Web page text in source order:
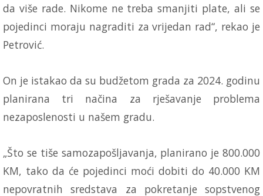
da više rade. Nikome ne treba smanjiti plate, ali se
pojedinci moraju nagraditi za vrijedan rad“, rekao je
Petrović.
On je istakao da su budžetom grada za 2024. godinu
planirana tri načina za rješavanje problema
nezaposlenosti u našem gradu.
„Što se tiše samozapošljavanja, planirano je 800.000
KM, tako da će pojedinci moći dobiti do 40.000 KM
nepovratnih sredstava za pokretanje sopstvenog